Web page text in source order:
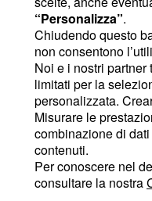
La giovane aiuterà la
il giorno in cui era
Le anticipazioni
dell'infanticidio,
testimonianzadi fronte
Successivamente
il terzogenito
“Personalizza”.
Chiudendo questo
non consentono
Noi e i nostri
limitati per la
personalizzata.
Misurare le
combinazione di
contenuti.
Per conoscere nel
consultare la nostra